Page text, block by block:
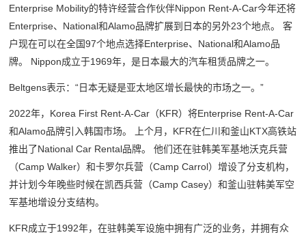
Enterprise Mobility的特许经营合作伙伴Nippon Rent-A-Car今年还将
Enterprise、National和Alamo品牌扩展到日本的另外23个地点。 客
户现在可以在全国97个地点选择Enterprise、National和Alamo品
牌。 Nippon成立于1969年，是日本最大的汽车租赁品牌之一。
Beltgens表示：“日本无疑是亚太地区增长最快的市场之一。”
2022年，Korea First Rent-A-Car（KFR）将Enterprise Rent-A-Car
和Alamo品牌引入韩国市场。 上个月，KFR在仁川和釜山KTX高铁站
推出了National Car Rental品牌。 他们还在驻韩美军基地沃克兵营
（Camp Walker）和卡罗尔兵营（Camp Carrol）增设了分支机构，
并计划今年晚些时候在凯西兵营（Camp Casey）和釜山驻韩美军空
军基地增设分支结构。
KFR成立于1992年，在驻韩美军设施中拥有广泛的业务，并拥有众